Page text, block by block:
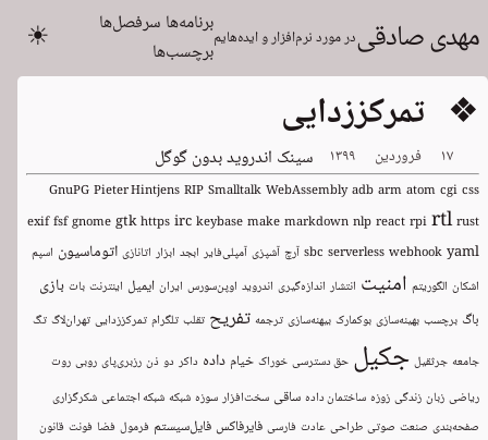
مهدی صادقیدر مورد نرم‌افزار و ایده‌هایمبرنامه‌ها سرفصل‌ها
برچسب‌ها
☀
❖ تمرکززدایی
۱۷ فروردین ۱۳۹۹ سینک اندروید بدون گوگل
GnuPG Pieter Hintjens RIP Smalltalk WebAssembly adb arm atom cgi css
exif fsf gnome gtk https irc keybase make markdown nlp react rpi rtl rust
sbc serverless webhook yaml آرچ آشپزی آمپلی‌فایر ابجد ابزار اتانازی اتوماسیون اسپم
اشکان الگوریتم امنیت انتشار اندازه‌گیری اندروید اوپن‌سورس ایران ایمیل اینترنت بات بازی
باگ برچسب بهینه‌سازی بوکمارک بیهنه‌سازی ترجمه تفریح تقلب تلگرام تمرکززدایی تهران‌لاگ تگ
جامعه جرثقیل جکیل حق دسترسی خوراک خیام داده داکر دو ذن رزبری‌پای روبی روت
ریاضی زبان زندگی زوزه ساختمان داده ساقی سخت‌افزار سوزه شبکه شبکه اجتماعی شکرگزاری
صفحه‌بندی صنعت صوتی طراحی عادت فارسی فایرفاکس فایل‌سیستم فرمول فضا فونت قانون